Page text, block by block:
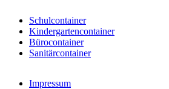
Schulcontainer
Kindergartencontainer
Bürocontainer
Sanitärcontainer
Impressum